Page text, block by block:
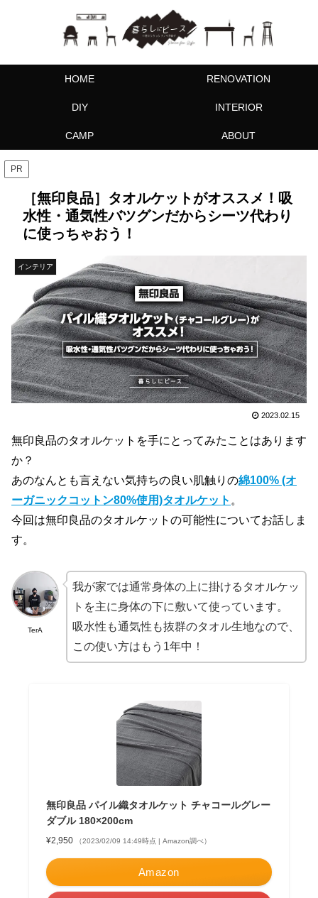
HOME RENOVATION
DIY INTERIOR
CAMP ABOUT
PR
［無印良品］タオルケットがオススメ！吸
水性・通気性バツグンだからシーツ代わり
に使っちゃおう！
インテリア
2023.02.15
無印良品のタオルケットを手にとってみたことはあります
か？
あのなんとも言えない気持ちの良い肌触りの綿100% (オ
ーガニックコットン80%使用)タオルケット 。
今回は無印良品のタオルケットの可能性についてお話しま
す。
TerA
我が家では通常身体の上に掛けるタオルケッ
トを主に身体の下に敷いて使っています。
吸水性も通気性も抜群のタオル生地なので、
この使い方はもう1年中！
無印良品 パイル織タオルケット チャコールグレー
ダブル 180×200cm
¥2,950 （2023/02/09 14:49時点 | Amazon調べ）
Amazon